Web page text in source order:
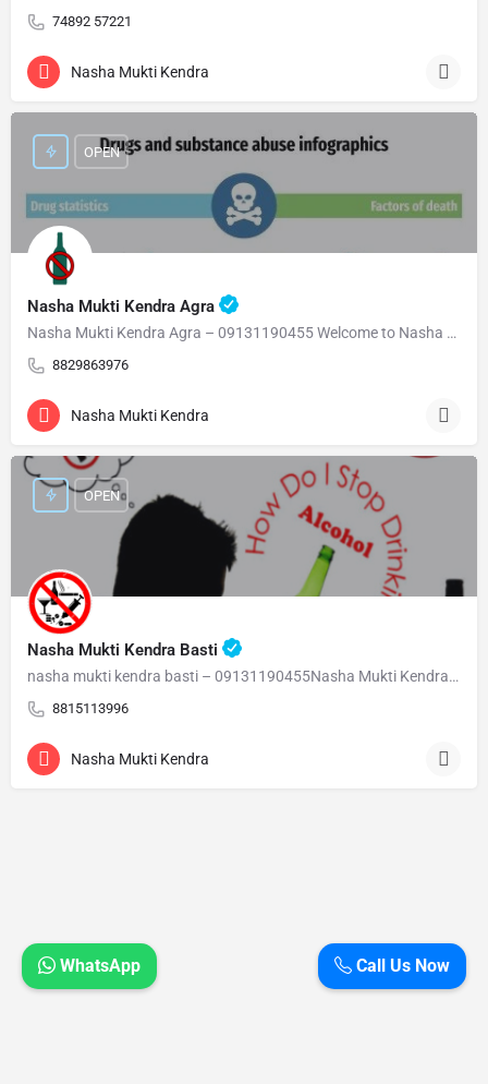
74892 57221
Nasha Mukti Kendra
Nasha Mukti Kendra Agra
Nasha Mukti Kendra Agra – 09131190455 Welcome to Nasha Mukti Kendra Agra ( नशा मुक्ति केंद्र आगरा ) हमारे…
8829863976
OPEN
Nasha Mukti Kendra
Nasha Mukti Kendra Basti
nasha mukti kendra basti – 09131190455Nasha Mukti Kendra Basti – 09131190455 Welcome to Nasha Mukti…
8815113996
OPEN
Nasha Mukti Kendra
Call Us Now
WhatsApp